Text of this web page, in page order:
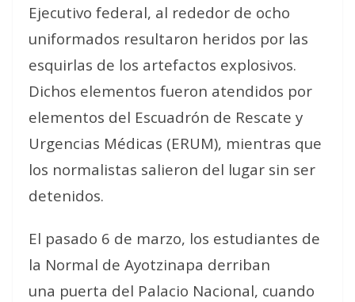
Ejecutivo federal, al rededor de ocho
uniformados resultaron heridos por las
esquirlas de los artefactos explosivos.
Dichos elementos fueron atendidos por
elementos del Escuadrón de Rescate y
Urgencias Médicas (ERUM), mientras que
los normalistas salieron del lugar sin ser
detenidos.
El pasado 6 de marzo, los estudiantes de
la Normal de Ayotzinapa derriban
una puerta del Palacio Nacional, cuando